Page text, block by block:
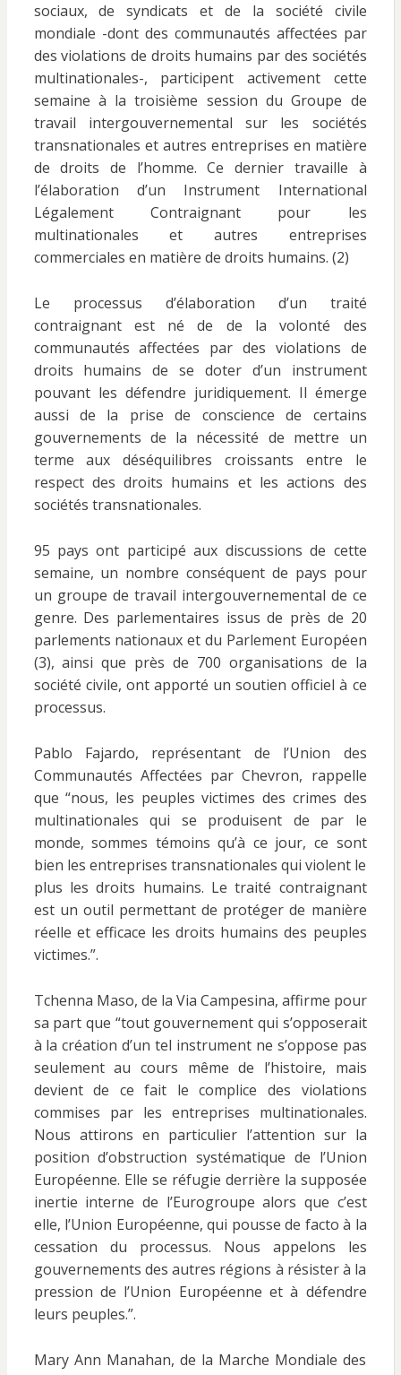
sociaux, de syndicats et de la société civile
mondiale -dont des communautés affectées par
des violations de droits humains par des sociétés
multinationales-, participent activement cette
semaine à la troisième session du Groupe de
travail intergouvernemental sur les sociétés
transnationales et autres entreprises en matière
de droits de l’homme. Ce dernier travaille à
l’élaboration d’un Instrument International
Légalement Contraignant pour les
multinationales et autres entreprises
commerciales en matière de droits humains. (2)
Le processus d’élaboration d’un traité
contraignant est né de de la volonté des
communautés affectées par des violations de
droits humains de se doter d’un instrument
pouvant les défendre juridiquement. Il émerge
aussi de la prise de conscience de certains
gouvernements de la nécessité de mettre un
terme aux déséquilibres croissants entre le
respect des droits humains et les actions des
sociétés transnationales.
95 pays ont participé aux discussions de cette
semaine, un nombre conséquent de pays pour
un groupe de travail intergouvernemental de ce
genre. Des parlementaires issus de près de 20
parlements nationaux et du Parlement Européen
(3), ainsi que près de 700 organisations de la
société civile, ont apporté un soutien officiel à ce
processus.
Pablo Fajardo, représentant de l’Union des
Communautés Affectées par Chevron, rappelle
que “nous, les peuples victimes des crimes des
multinationales qui se produisent de par le
monde, sommes témoins qu’à ce jour, ce sont
bien les entreprises transnationales qui violent le
plus les droits humains. Le traité contraignant
est un outil permettant de protéger de manière
réelle et efficace les droits humains des peuples
victimes.”.
Tchenna Maso, de la Via Campesina, affirme pour
sa part que “tout gouvernement qui s’opposerait
à la création d’un tel instrument ne s’oppose pas
seulement au cours même de l’histoire, mais
devient de ce fait le complice des violations
commises par les entreprises multinationales.
Nous attirons en particulier l’attention sur la
position d’obstruction systématique de l’Union
Européenne. Elle se réfugie derrière la supposée
inertie interne de l’Eurogroupe alors que c’est
elle, l’Union Européenne, qui pousse de facto à la
cessation du processus. Nous appelons les
gouvernements des autres régions à résister à la
pression de l’Union Européenne et à défendre
leurs peuples.”.
Mary Ann Manahan, de la Marche Mondiale des